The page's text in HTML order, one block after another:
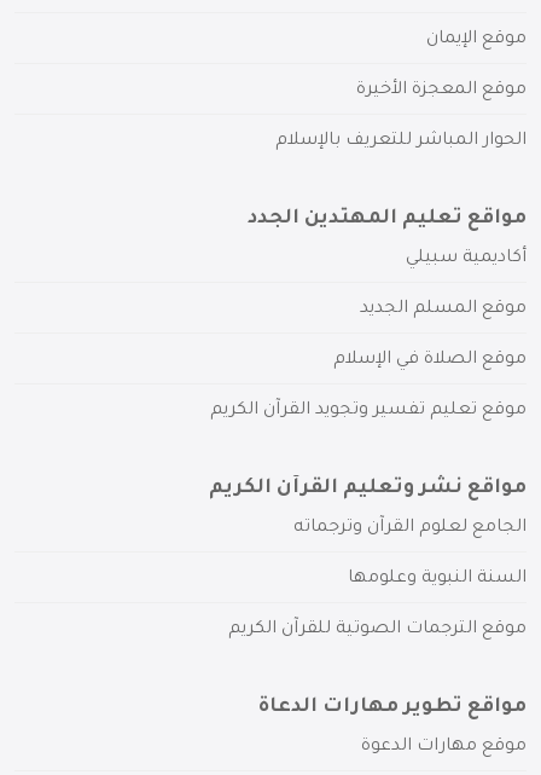
موقع الإيمان
موقع المعجزة الأخيرة
الحوار المباشر للتعريف بالإسلام
مواقع تعليم المهتدين الجدد
أكاديمية سبيلي
موقع المسلم الجديد
موقع الصلاة في الإسلام
موقع تعليم تفسير وتجويد القرآن الكريم
مواقع نشر وتعليم القرآن الكريم
الجامع لعلوم القرآن وترجماته
السنة النبوية وعلومها
موقع الترجمات الصوتية للقرآن الكريم
مواقع تطوير مهارات الدعاة
موقع مهارات الدعوة